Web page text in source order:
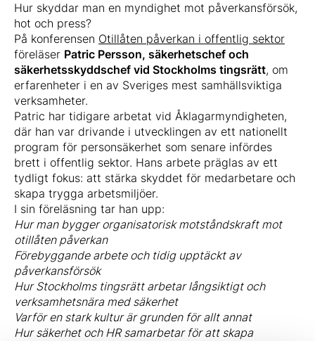
Hur skyddar man en myndighet mot påverkansförsök,
hot och press?
På konferensen Otillåten påverkan i offentlig sektor
föreläser Patric Persson, säkerhetschef och
säkerhetsskyddschef vid Stockholms tingsrätt, om
erfarenheter i en av Sveriges mest samhällsviktiga
verksamheter.
Patric har tidigare arbetat vid Åklagarmyndigheten,
där han var drivande i utvecklingen av ett nationellt
program för personsäkerhet som senare infördes
brett i offentlig sektor. Hans arbete präglas av ett
tydligt fokus: att stärka skyddet för medarbetare och
skapa trygga arbetsmiljöer.
I sin föreläsning tar han upp:
Hur man bygger organisatorisk motståndskraft mot
otillåten påverkan
Förebyggande arbete och tidig upptäckt av
påverkansförsök
Hur Stockholms tingsrätt arbetar långsiktigt och
verksamhetsnära med säkerhet
Varför en stark kultur är grunden för allt annat
Hur säkerhet och HR samarbetar för att skapa